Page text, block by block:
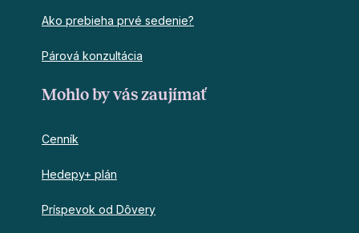
Ako prebieha prvé sedenie?
Párová konzultácia
Mohlo by vás zaujímať
Cenník
Hedepy+ plán
Príspevok od Dôvery